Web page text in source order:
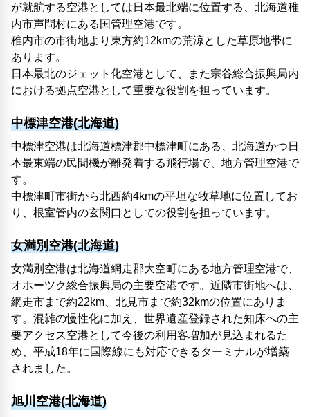
が就航する空港としては日本最北端に位置する、北海道稚
内市声問村にある国管理空港です。
稚内市の市街地より東方約12kmの荒涼とした草原地帯に
あります。
日本最北のジェット化空港として、また宗谷総合振興局内
における拠点空港として重要な役割を担っています。
中標津空港(北海道)
中標津空港は北海道標津郡中標津町にある、北海道かつ日
本最東端の民間機が離発着する飛行場で、地方管理空港で
す。
中標津町市街から北西約4kmの平坦な牧草地に位置してお
り、根室管内の玄関口としての役割を担っています。
女満別空港(北海道)
女満別空港は北海道網走郡大空町にある地方管理空港で、
オホーツク総合振興局の主要空港です。近隣市街地へは、
網走市まで約22km、北見市まで約32kmの位置にありま
す。混雑の慢性化に加え、世界遺産登録された知床への主
要アクセス空港として今後の利用客増加が見込まれるた
め、平成18年に国際線にも対応できるターミナルが増築
されました。
旭川空港(北海道)